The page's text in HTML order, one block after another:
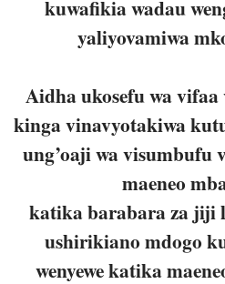
kuwafikia wadau
yaliyovamiwa
Aidha ukosefu wa
kinga vinavyotakiwa
ung’oaji wa visumbufu
maeneo
katika barabara za jiji
ushirikiano mdogo
wenyewe katika